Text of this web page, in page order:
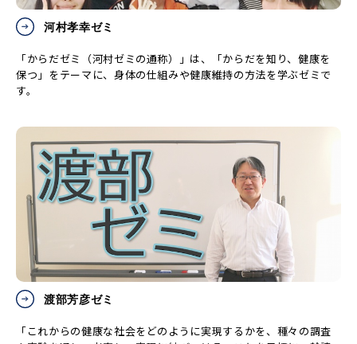
河村孝幸ゼミ
「からだゼミ（河村ゼミの通称）」は、「からだを知り、健康を
保つ」をテーマに、身体の仕組みや健康維持の方法を学ぶゼミで
す。
渡部芳彦ゼミ
「これからの健康な社会をどのように実現するかを、種々の調査